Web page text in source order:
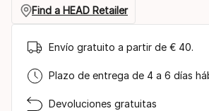
Find a HEAD Retailer
Envío gratuito a partir de € 40.
Plazo de entrega de 4 a 6 días
Devoluciones gratuitas